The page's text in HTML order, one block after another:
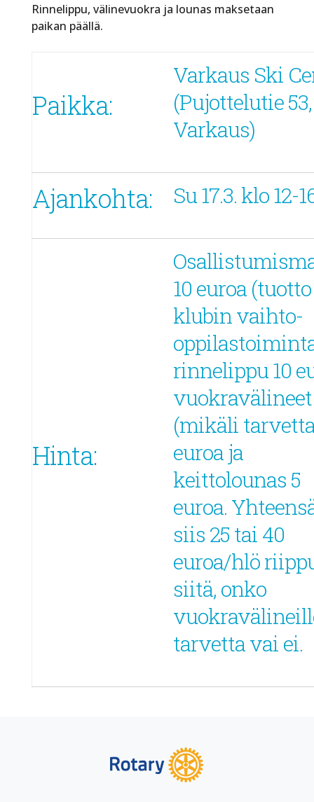
Rinnelippu, välinevuokra ja lounas maksetaan
paikan päällä.
Paikka:
Varkaus Ski
(Pujottelutie 53,
Varkaus)
Ajankohta: Su 17.3. klo 12-
Hinta:
10 euroa (tuotto
klubin vaihto-
rinnelippu 10
vuokravälineet
(mikäli
euroa ja
keittolounas 5
euroa.
siis 25 tai 40
euroa/hlö
siitä, onko
tarvetta vai ei.